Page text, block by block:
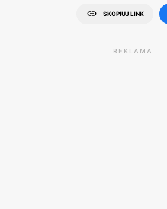
SKOPIUJ LINK
REKLAMA